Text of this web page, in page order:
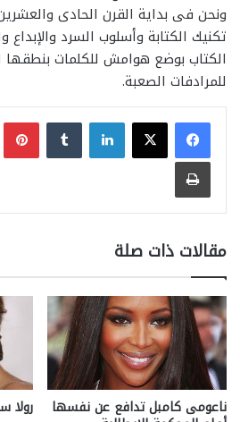
ونحن فى بداية القرن الحادى
تكنيك الكتابة وأسلوب السرد
الكتاب بوضع هوامش للكلمات
للمرادفات الصعبة.
لينكدإن
طباعة
مقالات ذات صلة
ناعومى كامبل تدافع عن نفسها رولا